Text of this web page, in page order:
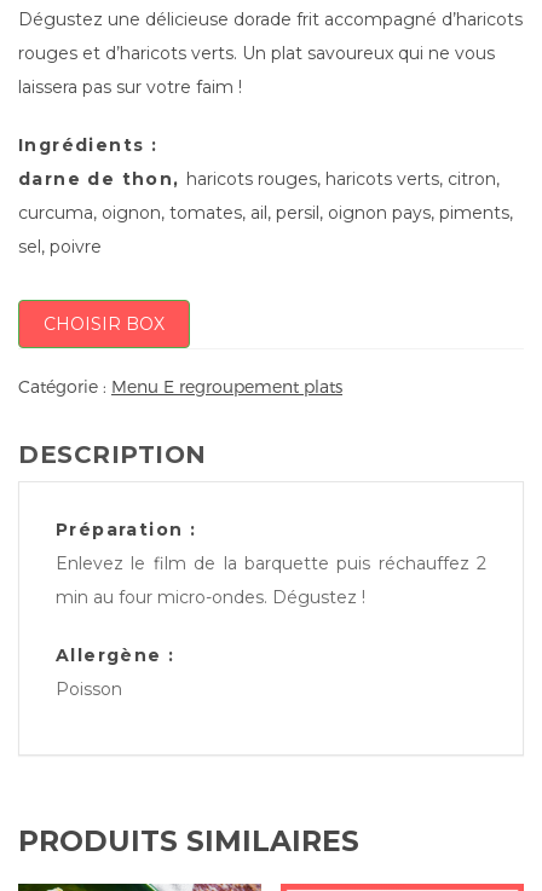
Dégustez une délicieuse dorade frit accompagné d’haricots
rouges et d’haricots verts. Un plat savoureux qui ne vous
laissera pas sur votre faim !
Ingrédients :
darne de thon, haricots rouges, haricots verts, citron,
curcuma, oignon, tomates, ail, persil, oignon pays, piments,
sel, poivre
CHOISIR BOX
Catégorie : Menu E regroupement plats
DESCRIPTION
Préparation :
Enlevez le film de la barquette puis réchauffez 2
min au four micro-ondes. Dégustez !
Allergène :
Poisson
PRODUITS SIMILAIRES